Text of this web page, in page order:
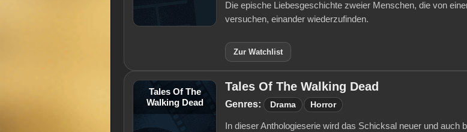
Die epische Liebesgeschichte zweier Menschen, die von
versuchen, einander wiederzufinden.
Zur Watchlist
Tales Of The
Walking Dead
Tales Of The Walking Dead
Genres: Drama Horror
In dieser Anthologieserie wird das Schicksal neuer und